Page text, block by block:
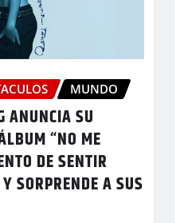
MUNDO
ANUNCIA SU
“NO ME
DE SENTIR
SORPRENDE A SUS